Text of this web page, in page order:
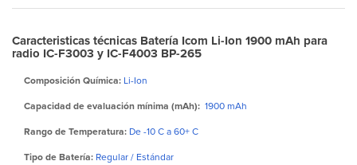
Caracteristicas técnicas Batería Icom Li-Ion 1900 mAh para
radio IC-F3003 y IC-F4003 BP-265
Composición Química: Li-Ion
Capacidad de evaluación mínima (mAh): 1900 mAh
Rango de Temperatura: De -10 C a 60+ C
Tipo de Batería: Regular / Estándar